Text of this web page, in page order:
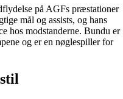
på AGFs præstationer
mål og assists, og hans
hos modstanderne. Bundu er
og er en nøglespiller for